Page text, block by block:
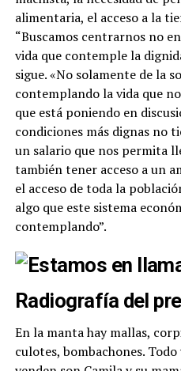
alimentaria, el acceso a la
“Buscamos centrarnos no
vida que contemple la
sigue. «No solamente de la
contemplando la vida que
que está poniendo en
condiciones más dignas no
un salario que nos permita
también tener acceso a un
el acceso de toda la
algo que este sistema
contemplando”.
Radiografía del
En la manta hay mallas,
culotes, bombachones.